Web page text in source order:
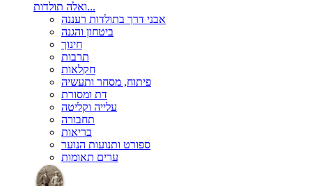
ואלה תולדות...
אבני דרך בתולדות רעננה
ביטחון והגנה
חינוך
תרבות
חקלאות
פיתוח, מסחר ותעשיה
דת ומסורת
עלייה וקליטה
תחבורה
בריאות
ספורט ותנועות הנוער
ערים תאומות